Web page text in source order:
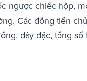
ngược chiếc hộp,
Các đồng tiền
dày đặc, tổng số